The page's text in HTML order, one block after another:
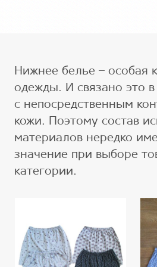
Нижнее белье – особая
одежды. И связано это
с непосредственным
кожи. Поэтому состав
материалов нередко
значение при выборе
категории.